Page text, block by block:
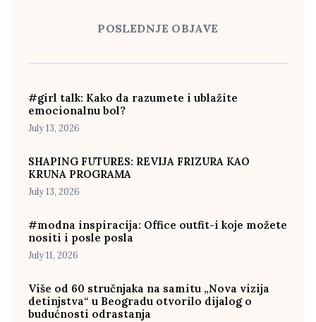
POSLEDNJE OBJAVE
#girl talk: Kako da razumete i ublažite
emocionalnu bol?
July 13, 2026
SHAPING FUTURES: REVIJA FRIZURA KAO
KRUNA PROGRAMA
July 13, 2026
#modna inspiracija: Office outfit-i koje možete
nositi i posle posla
July 11, 2026
Više od 60 stručnjaka na samitu „Nova vizija
detinjstva“ u Beogradu otvorilo dijalog o
budućnosti odrastanja